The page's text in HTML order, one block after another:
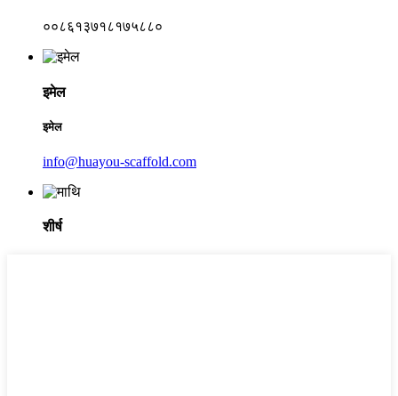
००८६१३७१८१७५८८०
इमेल
इमेल
info@huayou-scaffold.com
शीर्ष